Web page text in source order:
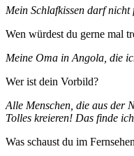
Mein Schlafkissen darf nicht
Wen würdest du gerne mal
Meine Oma in Angola, die
Wer ist dein Vorbild?
Alle Menschen, die aus der
Tolles kreieren! Das finde
Was schaust du im